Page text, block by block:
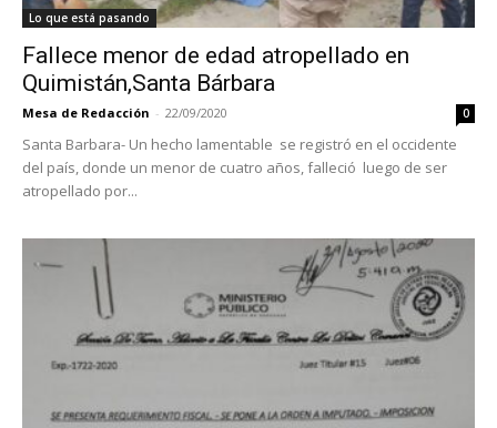
Lo que está pasando
Fallece menor de edad atropellado en
Quimistán,Santa Bárbara
Mesa de Redacción - 22/09/2020 0
Santa Barbara- Un hecho lamentable se registró en el occidente
del país, donde un menor de cuatro años, falleció luego de ser
atropellado por...